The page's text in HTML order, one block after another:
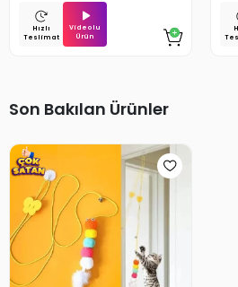
Hızlı
Teslimat
Videolu
Ürün
Son Bakılan Ürünler